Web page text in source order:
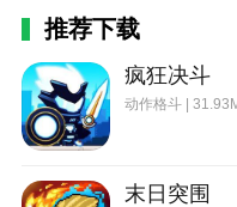
站！
推荐下载
疯狂决斗
动作格斗 |
末日突围